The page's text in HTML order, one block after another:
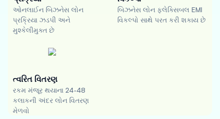
ઓનલાઈન બિઝનેસ લોન
પ્રક્રિયા ઝડપી અને
મુશ્કેલીમુક્ત છે
બિઝનેસ લોન ફ્લેક્સિબલ EMI
વિકલ્પો સાથે પરત કરી શકાય છે
ત્વરિત વિતરણ
રકમ મંજૂર થયાના 24-48
કલાકની અંદર લોન વિતરણ
મેળવો